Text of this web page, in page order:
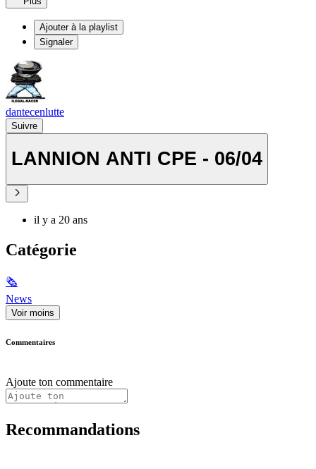
Ajouter à la playlist
Signaler
dantecenlutte
Suivre
LANNION ANTI CPE - 06/04
il y a 20 ans
Catégorie
🗞
News
Voir moins
Commentaires
Ajoute ton commentaire
Recommandations